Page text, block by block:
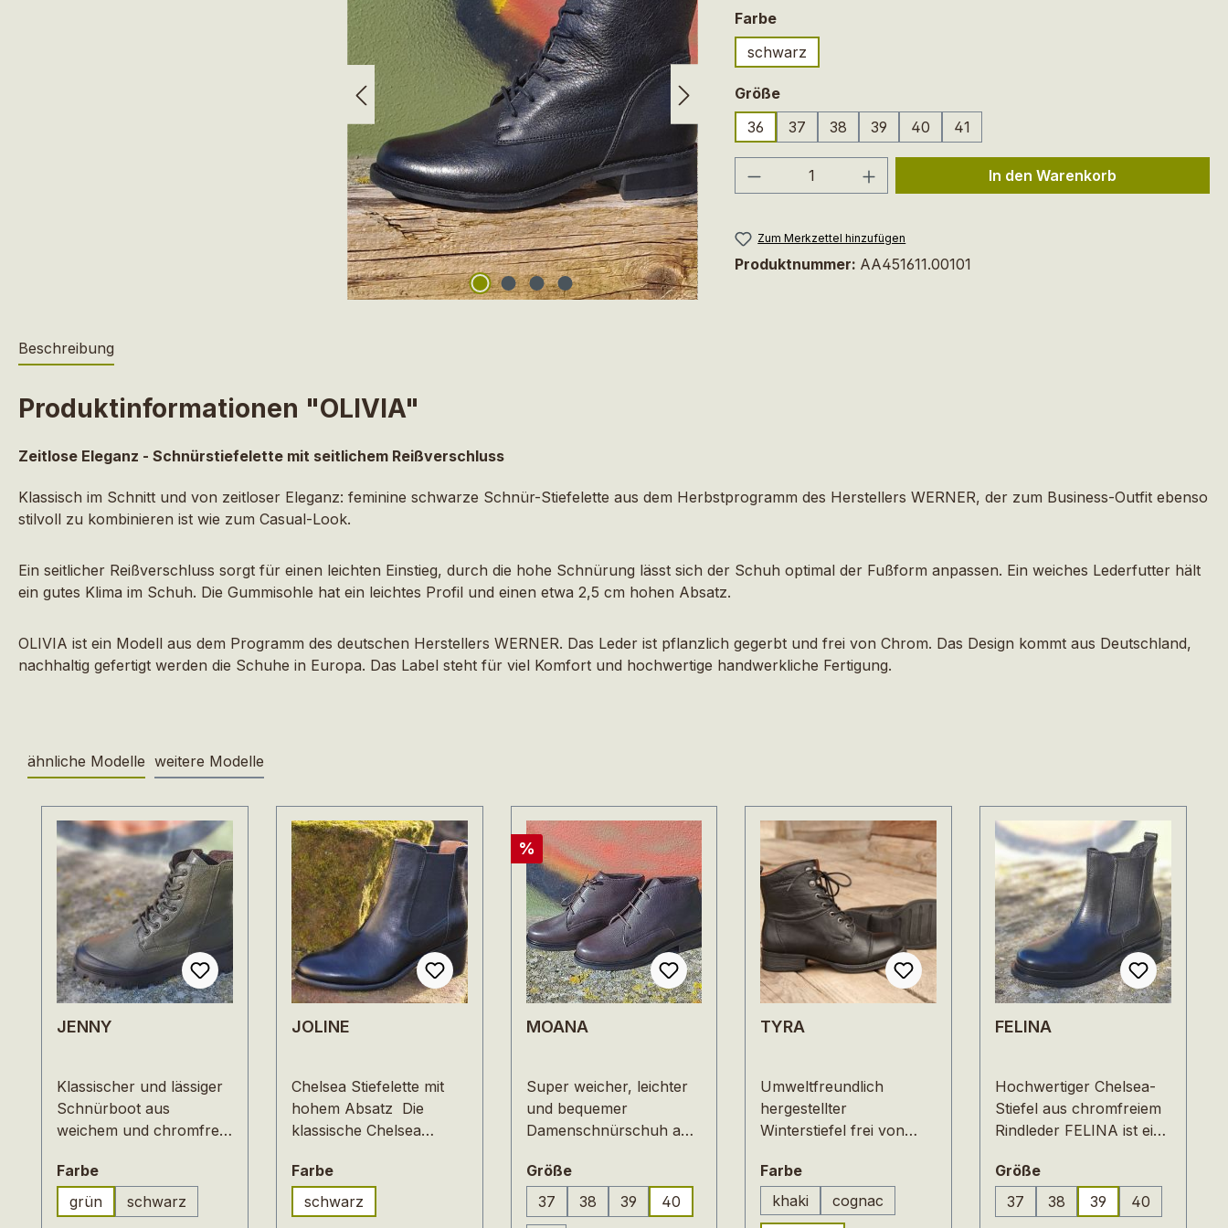
Farbeauswählen
schwarz
Größeauswählen
36
37 38 39 40 41
Produkt Anzahl: Gib den gewünschten Wert
In den Warenkorb
Zum Merkzettel hinzufügen
Produktnummer: AA451611.00101
Beschreibung
Produktinformationen "OLIVIA"
Zeitlose Eleganz - Schnürstiefelette mit seitlichem Reißverschluss
Klassisch im Schnitt und von zeitloser Eleganz: feminine schwarze Schnür-Stiefelette aus dem Herbstprogramm des Herstellers WERNER, der zum Business-Outfit ebenso
stilvoll zu kombinieren ist wie zum Casual-Look.
Ein seitlicher Reißverschluss sorgt für einen leichten Einstieg, durch die hohe Schnürung lässt sich der Schuh optimal der Fußform anpassen. Ein weiches Lederfutter hält
ein gutes Klima im Schuh. Die Gummisohle hat ein leichtes Profil und einen etwa 2,5 cm hohen Absatz.
OLIVIA ist ein Modell aus dem Programm des deutschen Herstellers WERNER. Das Leder ist pflanzlich gegerbt und frei von Chrom. Das Design kommt aus Deutschland,
nachhaltig gefertigt werden die Schuhe in Europa. Das Label steht für viel Komfort und hochwertige handwerkliche Fertigung.
ähnliche Modelle weitere Modelle
JENNY
Klassischer und lässiger
Schnürboot aus
weichem und chromfrei
leichte und trotzdem
robuste TR-Sohle bietet
Flexibilität und guten
Farbeauswählen
grün
schwarz
JOLINE
Chelsea Stiefelette mit
hohem Absatz Die
klassische Chelsea
Absatz und praktischer
Anziehschlaufe sieht
zum sportlich-eleganten
Farbeauswählen
schwarz
Rabatt
%
MOANA
Super weicher, leichter
und bequemer
Damenschnürschuh aus
ein wirklich super
leichter und weicher
Damenschnürschuh der
Größeauswählen
37
38 39 40
TYRA
Umweltfreundlich
hergestellter
Winterstiefel frei von
nordisches Design:
Klassische
Schnürstiefelette mit
Farbeauswählen
khaki
(Diese Option ist zurzeit nicht verfügbar.)
cognac
FELINA
Hochwertiger Chelsea-
Stiefel aus chromfreiem
Rindleder FELINA ist ein
Stiefel aus hochwertigem
und chromfrei
gegerbtem Rindleder aus
Größeauswählen
37
38 39 40